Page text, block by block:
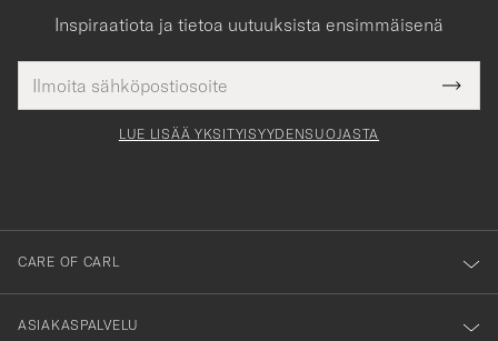
Inspiraatiota ja tietoa uutuuksista ensimmäisenä
tieto
Tack
för
dig
till
vårt
nyhetsbrev!
LUE LISÄÄ YKSITYISYYDENSUOJASTA
CARE OF CARL
ASIAKASPALVELU